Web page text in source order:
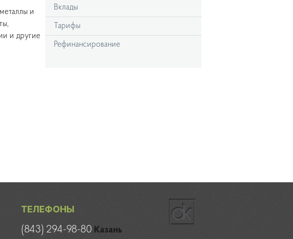
Вклады
Тарифы
Рефинансирование
и
и другие
ТЕЛЕФОНЫ
(843) 294-98-80 Казань